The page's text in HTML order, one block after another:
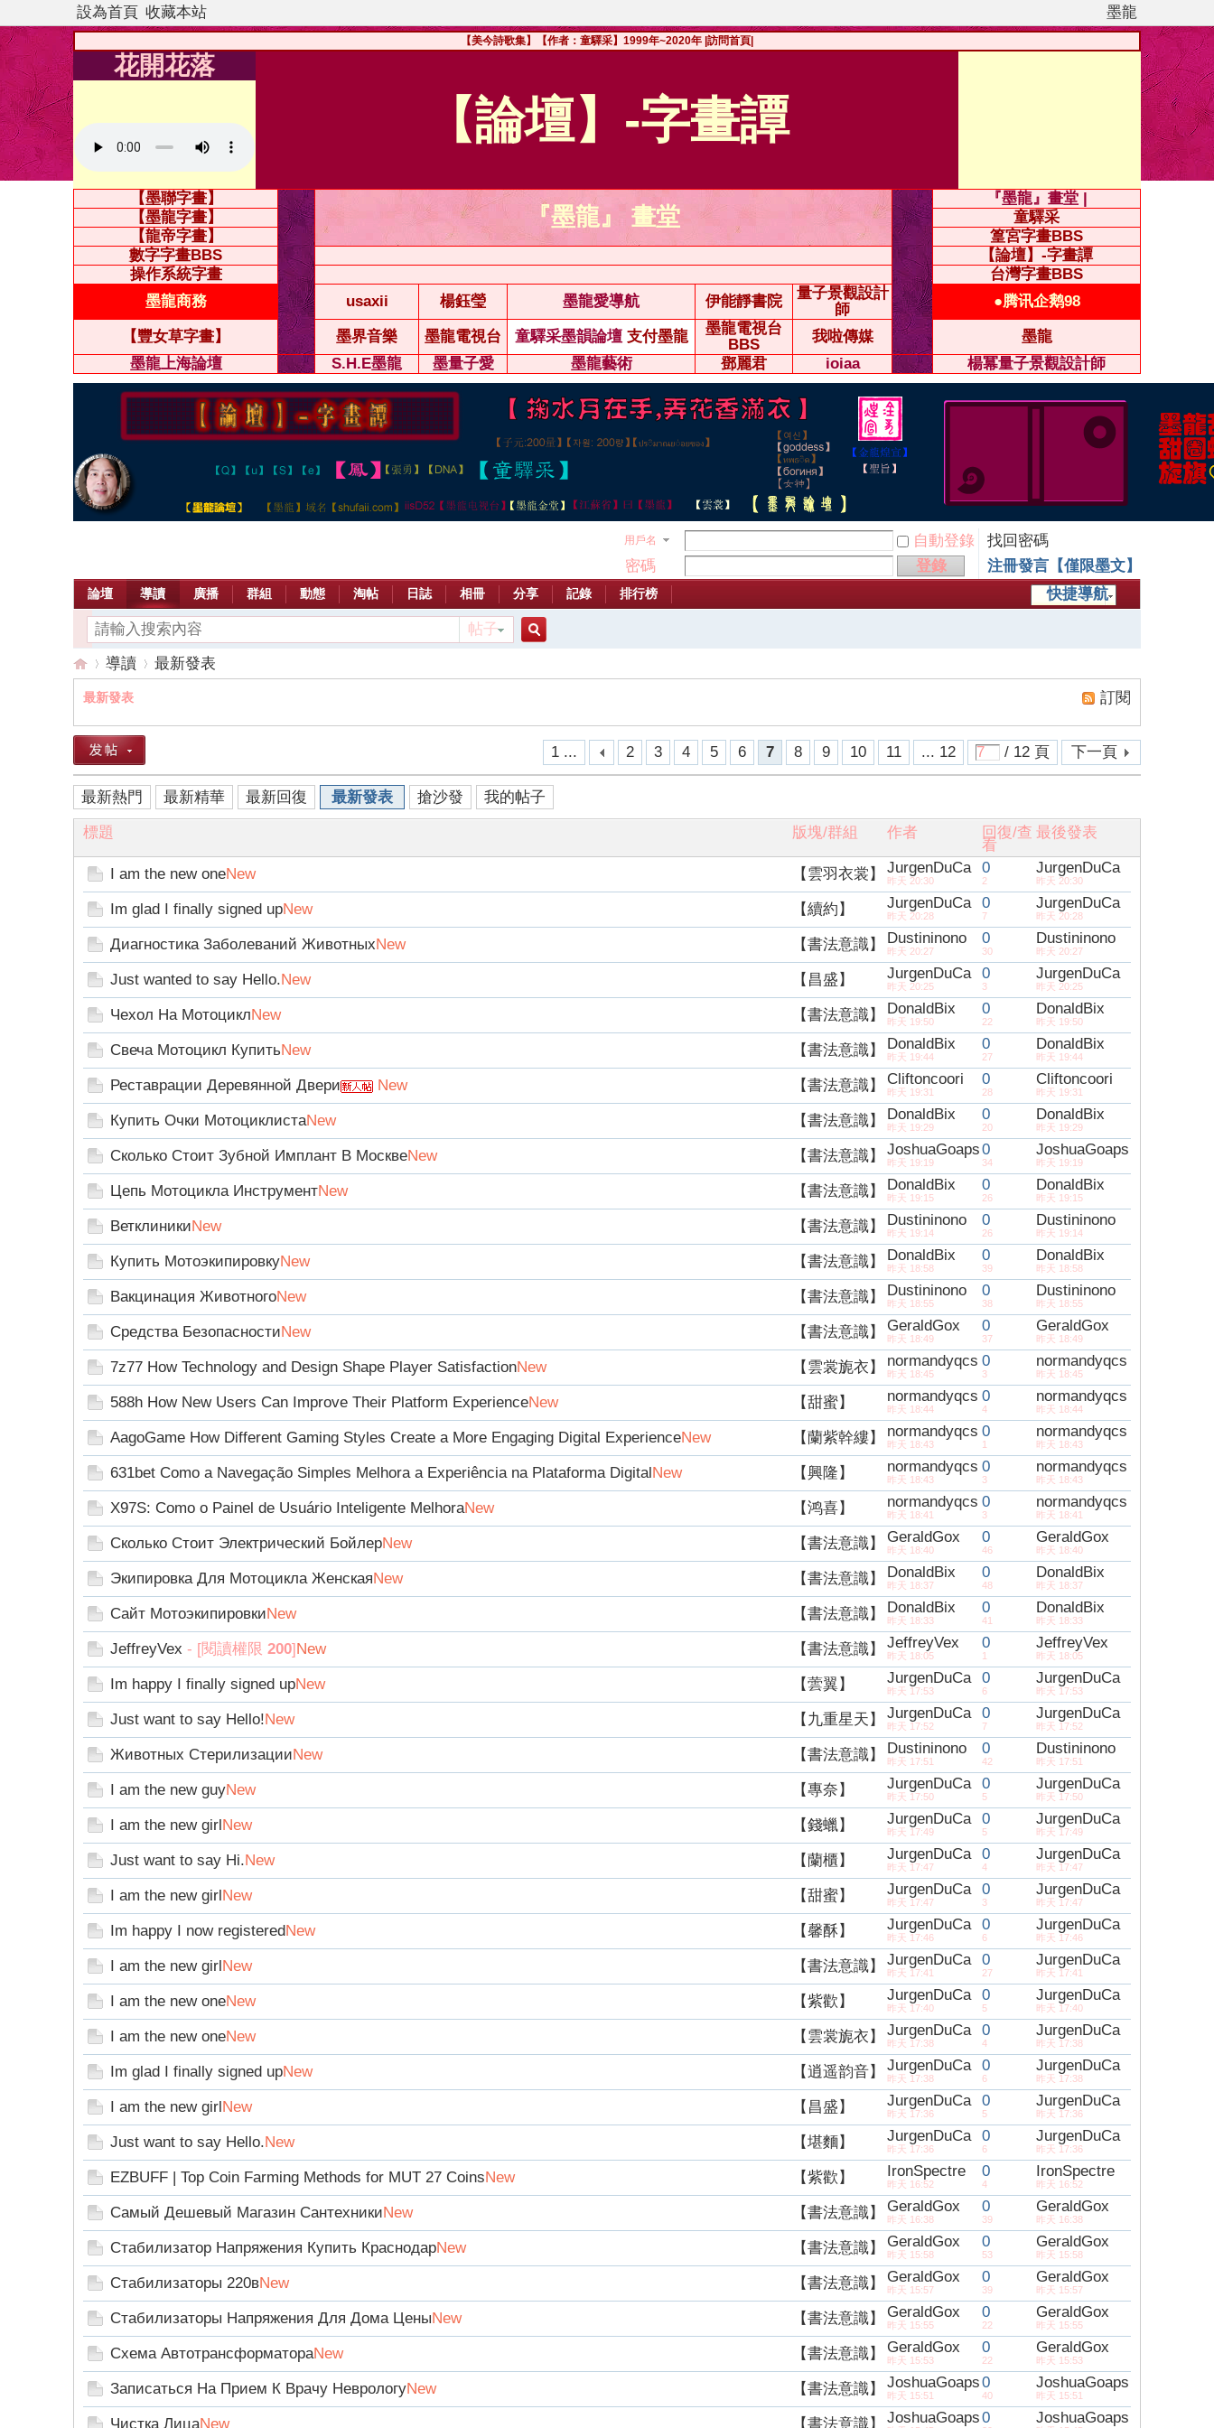
設為首頁 收藏本站 墨龍
【美今詩歌集】【作者：童驛采】1999年~2020年 |訪問首頁|
花開花落
【論壇】-字畫譚
【墨聯字畫】
『墨龍』 畫堂
『墨龍』畫堂 |
【墨龍字畫】
童驛采
【龍帝字畫】
篁宮字畫BBS
數字字畫BBS
【論壇】-字畫譚
操作系統字畫
台灣字畫BBS
墨龍商務
usaxii 楊鈺瑩 墨龍愛導航 伊能靜書院
量子景觀設計
師
●腾讯企鹅98
【豐女草字畫】 墨界音樂 墨龍電視台 童驛采墨韻論壇 支付墨龍
墨龍電視台
BBS
我啦傳媒
墨龍
墨龍上海論壇
S.H.E墨龍 墨量子愛 墨龍藝術 鄧麗君 ioiaa 楊冪量子景觀設計師
用戶名 自動登錄
找回密碼
密碼
登錄
注冊發言【僅限墨文】
快捷導航
論壇 導讀 廣播 群組 動態 淘帖 日誌 相冊 分享 記錄 排行榜
帖子
【
論
壇
】
字
畫
譚
»
導讀
›
最新發表
訂閱
最新發表
1 ... 2 3 4 5 6 7 8 9 10 11 ... 12 / 12 頁 下一頁
最新熱門 最新精華 最新回復 最新發表 搶沙發 我的帖子
標題 版塊/群組 作者 回復/查
看
最後發表
I am the new oneNew 【雲羽衣裳】 JurgenDuCa
昨天 20:30
0
2
JurgenDuCa
昨天 20:30
Im glad I finally signed upNew 【續約】 JurgenDuCa
昨天 20:28
0
7
JurgenDuCa
昨天 20:28
Диагностика Заболеваний ЖивотныхNew 【書法意識】 Dustininono
昨天 20:27
0
30
Dustininono
昨天 20:27
Just wanted to say Hello.New 【昌盛】 JurgenDuCa
昨天 20:25
0
3
JurgenDuCa
昨天 20:25
Чехол На МотоциклNew 【書法意識】 DonaldBix
昨天 19:50
0
22
DonaldBix
昨天 19:50
Свеча Мотоцикл КупитьNew 【書法意識】 DonaldBix
昨天 19:44
0
27
DonaldBix
昨天 19:44
Реставрации Деревянной Двери New 【書法意識】 Cliftoncoori
昨天 19:31
0
28
Cliftoncoori
昨天 19:31
Купить Очки МотоциклистаNew 【書法意識】 DonaldBix
昨天 19:29
0
20
DonaldBix
昨天 19:29
Сколько Стоит Зубной Имплант В МосквеNew 【書法意識】 JoshuaGoaps
昨天 19:19
0
34
JoshuaGoaps
昨天 19:19
Цепь Мотоцикла ИнструментNew 【書法意識】 DonaldBix
昨天 19:15
0
26
DonaldBix
昨天 19:15
ВетклиникиNew 【書法意識】 Dustininono
昨天 19:14
0
26
Dustininono
昨天 19:14
Купить МотоэкипировкуNew 【書法意識】 DonaldBix
昨天 18:58
0
39
DonaldBix
昨天 18:58
Вакцинация ЖивотногоNew 【書法意識】 Dustininono
昨天 18:55
0
38
Dustininono
昨天 18:55
Средства БезопасностиNew 【書法意識】 GeraldGox
昨天 18:49
0
37
GeraldGox
昨天 18:49
7z77 How Technology and Design Shape Player SatisfactionNew 【雲裳旎衣】 normandyqcs
昨天 18:45
0
3
normandyqcs
昨天 18:45
588h How New Users Can Improve Their Platform ExperienceNew 【甜蜜】 normandyqcs
昨天 18:44
0
4
normandyqcs
昨天 18:44
AagoGame How Different Gaming Styles Create a More Engaging Digital ExperienceNew 【蘭紫幹縷】 normandyqcs
昨天 18:43
0
1
normandyqcs
昨天 18:43
631bet Como a Navegação Simples Melhora a Experiência na Plataforma DigitalNew 【興隆】 normandyqcs
昨天 18:43
0
3
normandyqcs
昨天 18:43
X97S: Como o Painel de Usuário Inteligente MelhoraNew 【鸿喜】 normandyqcs
昨天 18:41
0
3
normandyqcs
昨天 18:41
Сколько Стоит Электрический БойлерNew 【書法意識】 GeraldGox
昨天 18:40
0
46
GeraldGox
昨天 18:40
Экипировка Для Мотоцикла ЖенскаяNew 【書法意識】 DonaldBix
昨天 18:37
0
48
DonaldBix
昨天 18:37
Сайт МотоэкипировкиNew 【書法意識】 DonaldBix
昨天 18:33
0
41
DonaldBix
昨天 18:33
JeffreyVex - [閱讀權限 200]New 【書法意識】 JeffreyVex
昨天 18:05
0
1
JeffreyVex
昨天 18:05
Im happy I finally signed upNew 【蕓翼】 JurgenDuCa
昨天 17:53
0
6
JurgenDuCa
昨天 17:53
Just want to say Hello!New 【九重星天】 JurgenDuCa
昨天 17:52
0
7
JurgenDuCa
昨天 17:52
Животных СтерилизацииNew 【書法意識】 Dustininono
昨天 17:51
0
42
Dustininono
昨天 17:51
I am the new guyNew 【專奈】 JurgenDuCa
昨天 17:50
0
5
JurgenDuCa
昨天 17:50
I am the new girlNew 【錢蠟】 JurgenDuCa
昨天 17:49
0
5
JurgenDuCa
昨天 17:49
Just want to say Hi.New 【蘭櫃】 JurgenDuCa
昨天 17:47
0
4
JurgenDuCa
昨天 17:47
I am the new girlNew 【甜蜜】 JurgenDuCa
昨天 17:47
0
3
JurgenDuCa
昨天 17:47
Im happy I now registeredNew 【馨酥】 JurgenDuCa
昨天 17:46
0
6
JurgenDuCa
昨天 17:46
I am the new girlNew 【書法意識】 JurgenDuCa
昨天 17:41
0
27
JurgenDuCa
昨天 17:41
I am the new oneNew 【紫歡】 JurgenDuCa
昨天 17:40
0
5
JurgenDuCa
昨天 17:40
I am the new oneNew 【雲裳旎衣】 JurgenDuCa
昨天 17:38
0
4
JurgenDuCa
昨天 17:38
Im glad I finally signed upNew 【逍遥韵音】 JurgenDuCa
昨天 17:38
0
6
JurgenDuCa
昨天 17:38
I am the new girlNew 【昌盛】 JurgenDuCa
昨天 17:36
0
5
JurgenDuCa
昨天 17:36
Just want to say Hello.New 【堪麵】 JurgenDuCa
昨天 17:36
0
6
JurgenDuCa
昨天 17:36
EZBUFF | Top Coin Farming Methods for MUT 27 CoinsNew 【紫歡】 IronSpectre
昨天 16:52
0
4
IronSpectre
昨天 16:52
Самый Дешевый Магазин СантехникиNew 【書法意識】 GeraldGox
昨天 16:38
0
39
GeraldGox
昨天 16:38
Стабилизатор Напряжения Купить КраснодарNew 【書法意識】 GeraldGox
昨天 15:58
0
53
GeraldGox
昨天 15:58
Стабилизаторы 220вNew 【書法意識】 GeraldGox
昨天 15:57
0
39
GeraldGox
昨天 15:57
Стабилизаторы Напряжения Для Дома ЦеныNew 【書法意識】 GeraldGox
昨天 15:55
0
22
GeraldGox
昨天 15:55
Схема АвтотрансформатораNew 【書法意識】 GeraldGox
昨天 15:53
0
22
GeraldGox
昨天 15:53
Записаться На Прием К Врачу НеврологуNew 【書法意識】 JoshuaGoaps
昨天 15:51
0
40
JoshuaGoaps
昨天 15:51
Чистка ЛицаNew 【書法意識】 JoshuaGoaps0 JoshuaGoaps